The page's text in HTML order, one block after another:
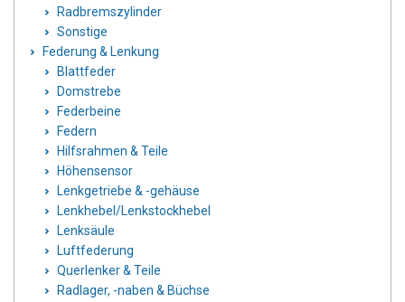
Radbremszylinder
Sonstige
Federung & Lenkung
Blattfeder
Domstrebe
Federbeine
Federn
Hilfsrahmen & Teile
Höhensensor
Lenkgetriebe & -gehäuse
Lenkhebel/Lenkstockhebel
Lenksäule
Luftfederung
Querlenker & Teile
Radlager, -naben & Büchse